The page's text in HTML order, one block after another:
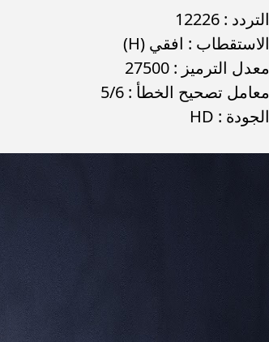
التردد : 12226
الاستقطاب : افقي (H)
معدل الترميز : 27500
معامل تصحيح الخطأ : 5/6
الجودة : HD